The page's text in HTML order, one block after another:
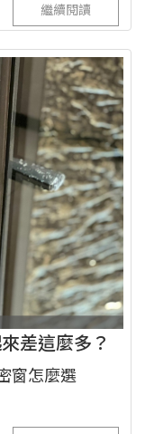
繼續閱讀
差這麼多？
窗怎麼選